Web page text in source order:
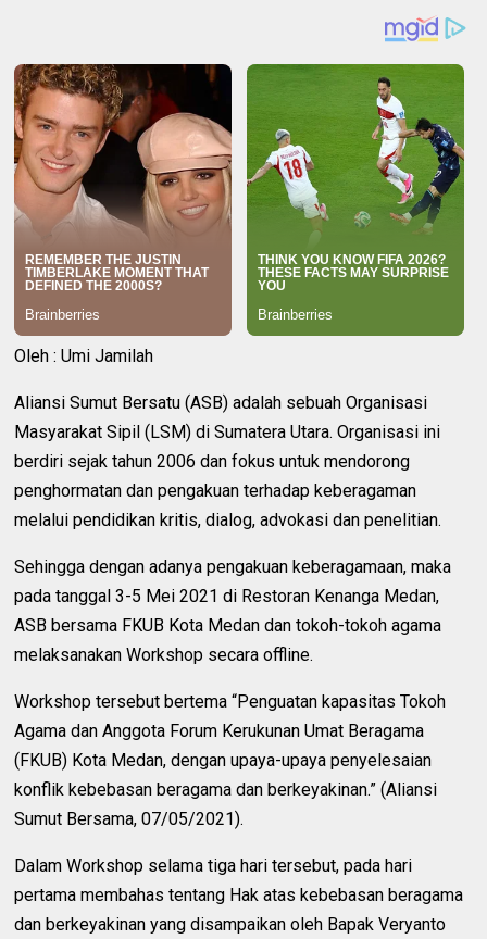
Oleh : Umi Jamilah
Aliansi Sumut Bersatu (ASB) adalah sebuah Organisasi
Masyarakat Sipil (LSM) di Sumatera Utara. Organisasi ini
berdiri sejak tahun 2006 dan fokus untuk mendorong
penghormatan dan pengakuan terhadap keberagaman
melalui pendidikan kritis, dialog, advokasi dan penelitian.
Sehingga dengan adanya pengakuan keberagamaan, maka
pada tanggal 3-5 Mei 2021 di Restoran Kenanga Medan,
ASB bersama FKUB Kota Medan dan tokoh-tokoh agama
melaksanakan Workshop secara offline.
Workshop tersebut bertema “Penguatan kapasitas Tokoh
Agama dan Anggota Forum Kerukunan Umat Beragama
(FKUB) Kota Medan, dengan upaya-upaya penyelesaian
konflik kebebasan beragama dan berkeyakinan.” (Aliansi
Sumut Bersama, 07/05/2021).
Dalam Workshop selama tiga hari tersebut, pada hari
pertama membahas tentang Hak atas kebebasan beragama
dan berkeyakinan yang disampaikan oleh Bapak Veryanto